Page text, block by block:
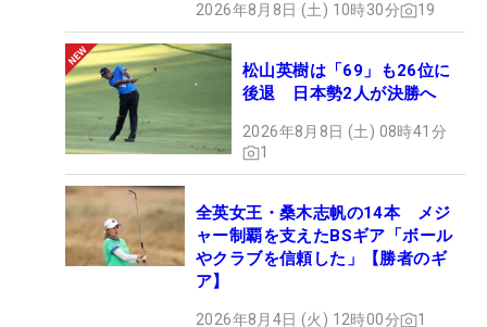
2026年8月8日 (土) 10時30分 19
松山英樹は「69」も26位に
後退 日本勢2人が決勝へ
2026年8月8日 (土) 08時41分
1
全英女王・桑木志帆の14本 メジ
ャー制覇を支えたBSギア「ボール
やクラブを信頼した」【勝者のギ
ア】
2026年8月4日 (火) 12時00分 1